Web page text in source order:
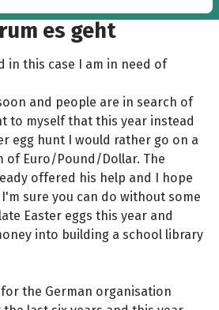
es geht
in this case I am in need of
and people are in search of
to myself that this year instead
egg hunt I would rather go on a
of Euro/Pound/Dollar. The
offered his help and I hope
sure you can do without some
Easter eggs this year and
into building a school library
for the German organisation